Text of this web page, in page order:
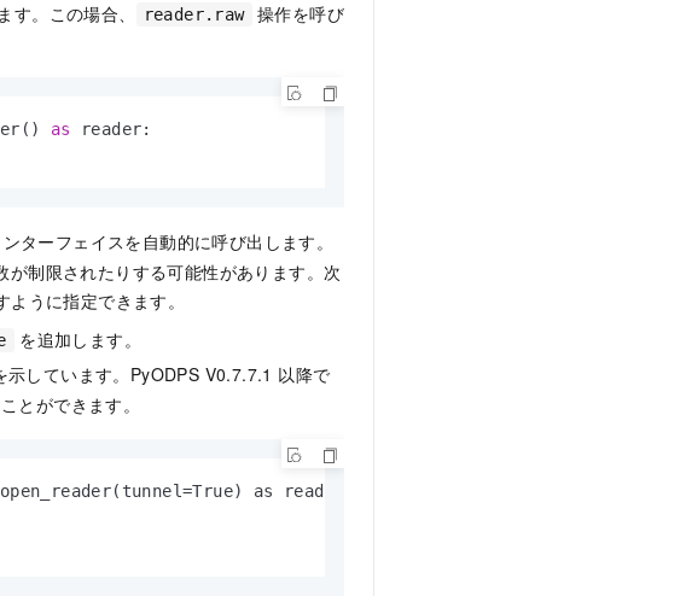
。この場合、 reader.raw
操作を呼び
as
reader:
ターフェイスを自動的に呼び出します。
制限されたりする可能性があります。次
うに指定できます。
を追加します。
示しています。PyODPS V0.7.7.1 以降で
とができます。
as reader: